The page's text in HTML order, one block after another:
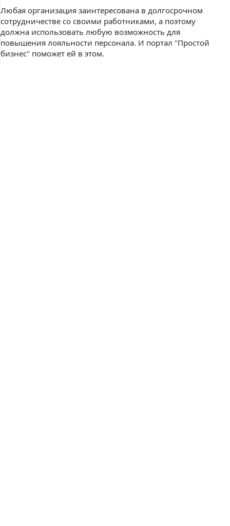
Любая организация заинтересована в долгосрочном
сотрудничестве со своими работниками, а поэтому
должна использовать любую возможность для
повышения лояльности персонала. И портал "Простой
бизнес" поможет ей в этом.